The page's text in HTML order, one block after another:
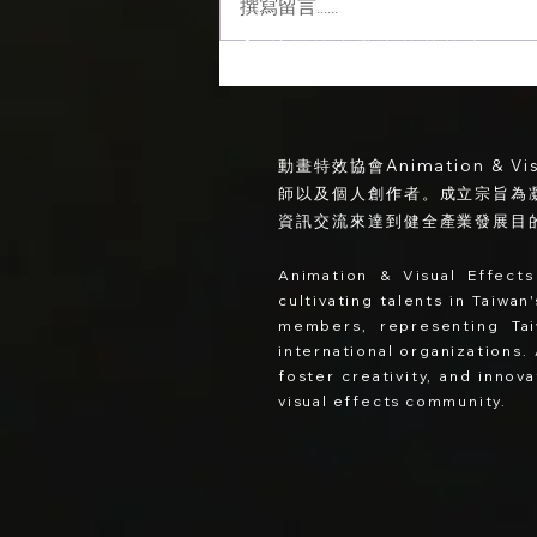
【AVA 全新企劃系列首發】解
撰寫留言......
動畫特效協會Animation &
師以及個人創作者。成立宗旨
資訊交流來達到健全產業發展
Animation & Visual
cultivating talents in
member s, represe nting
international organizations.
foster creativity, and
visual effects community.